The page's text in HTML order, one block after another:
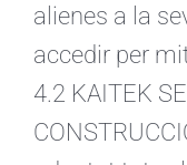
alienes a la
accedir per
4.2 KAITEK